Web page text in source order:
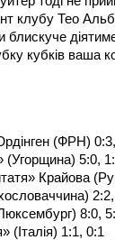
клубу Тео
блискуче
кубків ваша
(ФРН)
(Угорщина) 5:0,
Крайова
8:0,
(Італія) 1:1, 0:1